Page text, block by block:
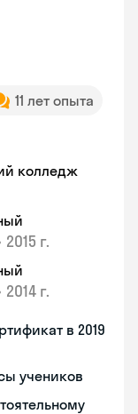
11 лет опыта
колледж
2015 г.
2014 г.
в 2019
учеников